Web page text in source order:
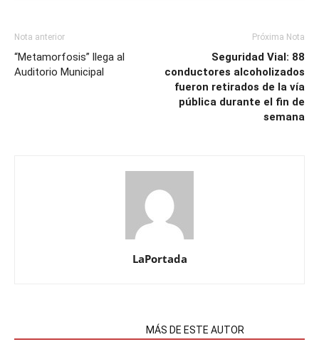
Nota anterior
“Metamorfosis” llega al
Auditorio Municipal
Próxima Nota
Seguridad Vial: 88
conductores alcoholizados
fueron retirados de la vía
pública durante el fin de
semana
LaPortada
MÁS DE ESTE AUTOR